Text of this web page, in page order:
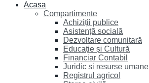
Acasa
Compartimente
Achiziții publice
Asistență socială
Dezvoltare comunitară
Educație și Cultură
Financiar Contabil
Juridic si resurse umane
Registrul agricol